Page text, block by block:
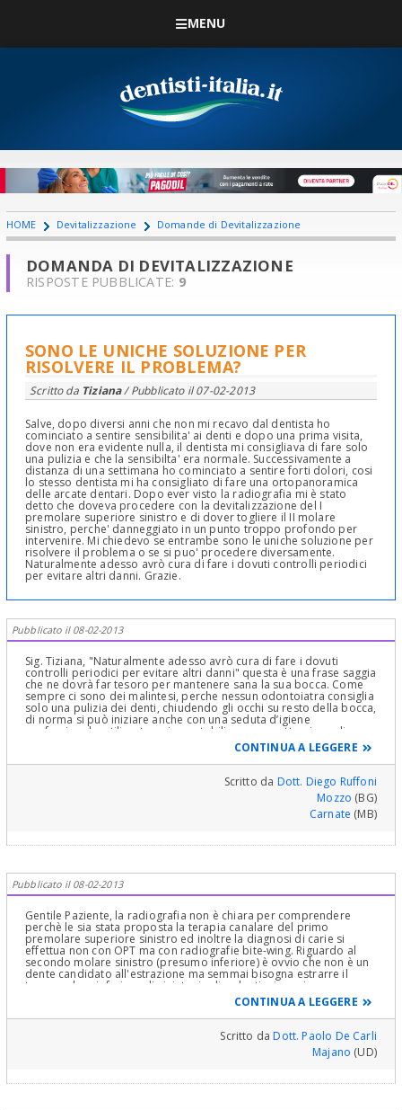
MENU
HOME Devitalizzazione Domande di Devitalizzazione
DOMANDA DI DEVITALIZZAZIONE
RISPOSTE PUBBLICATE: 9
SONO LE UNICHE SOLUZIONE PER
RISOLVERE IL PROBLEMA?
Scritto da Tiziana/ Pubblicato il07-02-2013
Salve, dopo diversi anni che non mi recavo dal dentista ho
cominciato a sentire sensibilita' ai denti e dopo una prima visita,
dove non era evidente nulla, il dentista mi consigliava di fare solo
una pulizia e che la sensibilta' era normale. Successivamente a
distanza di una settimana ho cominciato a sentire forti dolori, cosi
lo stesso dentista mi ha consigliato di fare una ortopanoramica
delle arcate dentari. Dopo ever visto la radiografia mi è stato
detto che doveva procedere con la devitalizzazione del I
premolare superiore sinistro e di dover togliere il II molare
sinistro, perche' danneggiato in un punto troppo profondo per
intervenire. Mi chiedevo se entrambe sono le uniche soluzione per
risolvere il problema o se si puo' procedere diversamente.
Naturalmente adesso avrò cura di fare i dovuti controlli periodici
per evitare altri danni. Grazie.
Pubblicato il 08-02-2013
Sig. Tiziana, "Naturalmente adesso avrò cura di fare i dovuti
controlli periodici per evitare altri danni" questa è una frase saggia
che ne dovrà far tesoro per mantenere sana la sua bocca. Come
sempre ci sono dei malintesi, perche nessun odontoiatra consiglia
solo una pulizia dei denti, chiudendo gli occhi su resto della bocca,
di norma si può iniziare anche con una seduta d’igiene
professionale, utilizzata poi per stabilire un corretto piano di cure
com’è avvenuto nel suo caso. Ora, controlli se chi sta operando su
di lei è iscritto all'ordine dei medici, se cosi fosse può seguire
tranquillamente il suo piano di cure, richiedendo di essere il più
conservativo possibile; se non lo ritrova iscritto, dovrà ricercare
un nuovo vero regolare professionista.
CONTINUA A LEGGERE
Scritto da Dott. Diego Ruffoni
Mozzo (BG)
Carnate (MB)
Pubblicato il 08-02-2013
Gentile Paziente, la radiografia non è chiara per comprendere
perchè le sia stata proposta la terapia canalare del primo
premolare superiore sinistro ed inoltre la diagnosi di carie si
effettua non con OPT ma con radiografie bite-wing. Riguardo al
secondo molare sinistro (presumo inferiore) è ovvio che non è un
dente candidato all'estrazione ma semmai bisogna estrarre il
terzo molare inferiore di sinistra in disodontiasi e poi con un
intervento di chirurgia parodontale, terapia canalare e
ricostruzione protesica salvare il secondo molare che è
fondamentale per una corretto equilibrio gnatologico.
CONTINUA A LEGGERE
Scritto daDott. Paolo De Carli
Majano (UD)